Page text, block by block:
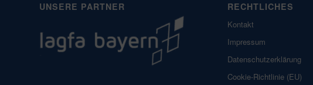
UNSERE PARTNER RECHTLICHES
Kontakt
Impressum
Datenschutzerklärung
Cookie-Richtlinie (EU)